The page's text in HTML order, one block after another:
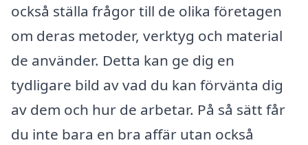
också ställa frågor till de olika företagen
om deras metoder, verktyg och material
de använder. Detta kan ge dig en
tydligare bild av vad du kan förvänta dig
av dem och hur de arbetar. På så sätt får
du inte bara en bra affär utan också